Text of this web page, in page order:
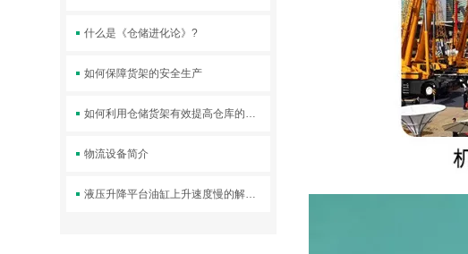
什么是《仓储进化论》?
如何保障货架的安全生产
如何利用仓储货架有效提高仓库的空间利用率
物流设备简介
液压升降平台油缸上升速度慢的解决方案